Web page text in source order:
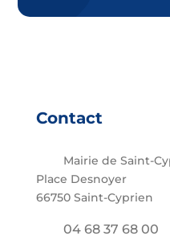
Contact
Mairie de Saint-
Place Desnoyer
66750 Saint-Cyprien
04 68 37 68 00